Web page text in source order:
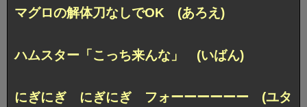
マグロの解体刀なしでOK (あろえ)
ハムスター「こっち来んな」 (いばん)
にぎにぎ にぎにぎ フォーーーーーー (ユタ